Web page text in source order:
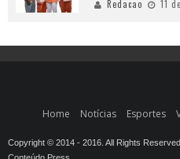
Redacao 11
Home Notícias Esportes
Copyright © 2014 - 2016. All Rights Reserved.